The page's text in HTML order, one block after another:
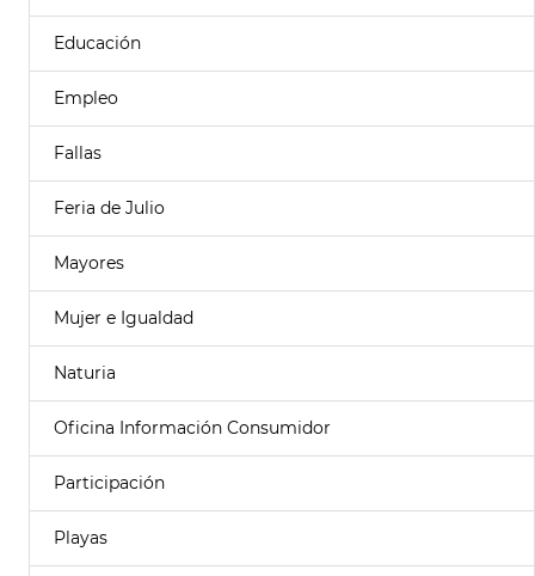
Educación
Empleo
Fallas
Feria de Julio
Mayores
Mujer e Igualdad
Naturia
Oficina Información Consumidor
Participación
Playas